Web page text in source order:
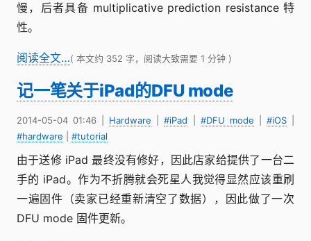
慢，后者具备 multiplicative prediction resistance 特
性。
阅读全文…( 本文约 352 字，阅读大致需要 1 分钟 )
记一笔关于iPad的DFU mode
2014-05-04 01:46 Hardware |#iPad #DFU mode #iOS|
#hardware
#tutorial
由于送修 iPad 最终没有修好，因此店家给提供了一台二
手的 iPad。作为不折腾就会死星人我觉得显然应该重刷
一遍固件（卖家已经重新清空了数据），因此做了一次
DFU mode 固件更新。